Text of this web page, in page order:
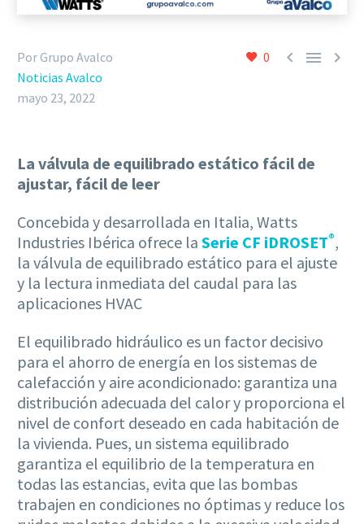
0   
Por Grupo Avalco
Noticias Avalco
mayo 23, 2022
La válvula de equilibrado estático fácil de
ajustar, fácil de leer
Concebida y desarrollada en Italia, Watts
Industries Ibérica ofrece la Serie CF iDROSET®,
la válvula de equilibrado estático para el ajuste
y la lectura inmediata del caudal para las
aplicaciones HVAC
El equilibrado hidráulico es un factor decisivo
para el ahorro de energía en los sistemas de
calefacción y aire acondicionado: garantiza una
distribución adecuada del calor y proporciona el
nivel de confort deseado en cada habitación de
la vivienda. Pues, un sistema equilibrado
garantiza el equilibrio de la temperatura en
todas las estancias, evita que las bombas
trabajen en condiciones no óptimas y reduce los